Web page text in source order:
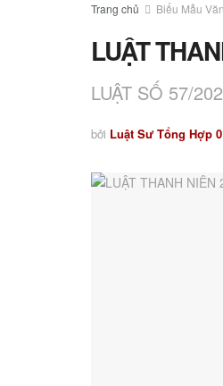
Trang chủ Biểu Mẫu
LUẬT
LUẬT SỐ 57/
bởi Luật Sư Tổng Hợp